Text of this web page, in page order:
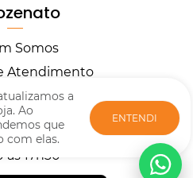
a
Ao
que
com elas.
ENTENDI
Somos
Atendimento
à Sexta
às 17h30